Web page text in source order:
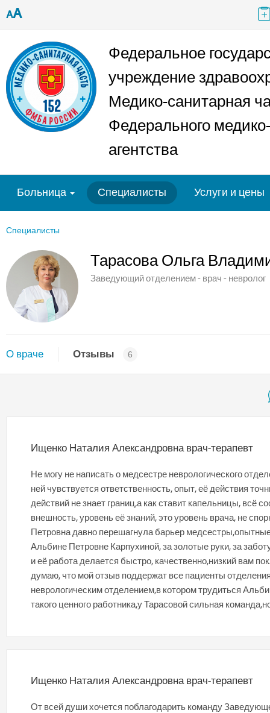
AA
Федеральное
учреждение
Медико-санитарная
Федерального
агентства
Больница Специалисты Услуги и цены
Специалисты
Тарасова Ольга
Заведующий отделением - врач - невролог
О враче Отзывы 6
Ищенко Наталия Александровна врач-терапевт
Не могу не написать о медсестре неврологического
ней чувствуется ответственность, опыт, её действия
действий не знает границ,а как ставит капельницы, всё
внешность, уровень её знаний, это уровень врача, не
Петровна давно перешагнула барьер
Альбине Петровне Карпухиной, за золотые руки, за
и её работа делается быстро, качественно,низкий вам
думаю, что мой отзыв поддержат все пациенты
неврологическим отделением,в котором трудиться
такого ценного работника,у Тарасовой сильная
Ищенко Наталия Александровна врач-терапевт
От всей души хочется поблагодарить команду